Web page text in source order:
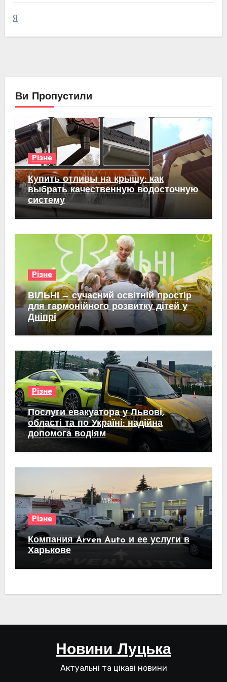
Я
Ви Пропустили
Різне
Купить отливы на крышу: как
выбрать качественную водосточную
систему
Різне
ВІЛЬНІ — сучасний освітній простір
для гармонійного розвитку дітей у
Дніпрі
Різне
Послуги евакуатора у Львові,
області та по Україні: надійна
допомога водіям
Різне
Компания Arven Auto и ее услуги в
Харькове
Новини Луцька
Актуальні та цікаві новини